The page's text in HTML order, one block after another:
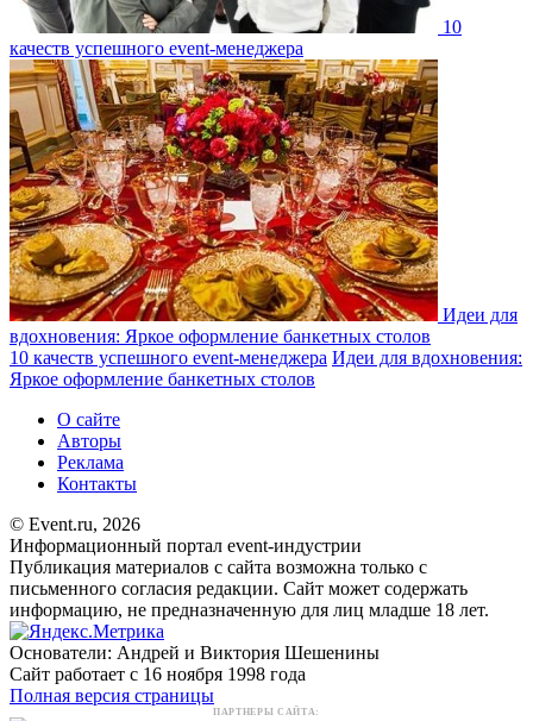
10
качеств успешного event-менеджера
Идеи для
вдохновения: Яркое оформление банкетных столов
10 качеств успешного event-менеджера Идеи для вдохновения:
Яркое оформление банкетных столов
О сайте
Авторы
Реклама
Контакты
© Event.ru, 2026
Информационный портал event-индустрии
Публикация материалов с сайта возможна только с
письменного согласия редакции. Сайт может содержать
информацию, не предназначенную для лиц младше 18 лет.
Основатели: Андрей и Виктория Шешенины
Сайт работает с 16 ноября 1998 года
Полная версия страницы
ПАРТНЕРЫ САЙТА: